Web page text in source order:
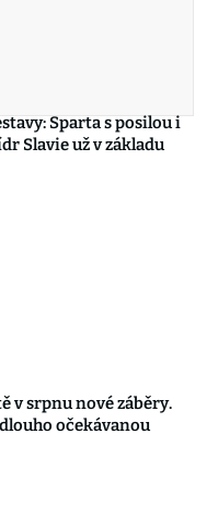
Sparta s posilou i
Slavie už v základu
v srpnu nové záběry.
očekávanou